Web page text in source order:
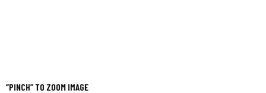
“PINCH” TO ZOOM IMAGE